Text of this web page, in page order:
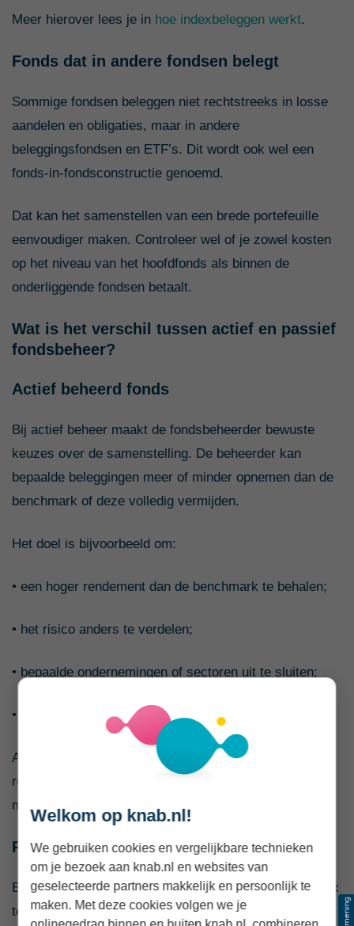
Meer hierover lees je in hoe indexbeleggen werkt.
Fonds dat in andere fondsen belegt
Sommige fondsen beleggen niet rechtstreeks in losse
aandelen en obligaties, maar in andere
beleggingsfondsen en ETF’s. Dit wordt ook wel een
fonds-in-fondsconstructie genoemd.
Dat kan het samenstellen van een brede portefeuille
eenvoudiger maken. Controleer wel of je zowel kosten
op het niveau van het hoofdfonds als binnen de
onderliggende fondsen betaalt.
Wat is het verschil tussen actief en passief
fondsbeheer?
Actief beheerd fonds
Bij actief beheer maakt de fondsbeheerder bewuste
keuzes over de samenstelling. De beheerder kan
bepaalde beleggingen meer of minder opnemen dan de
benchmark of deze volledig vermijden.
Het doel is bijvoorbeeld om:
• een hoger rendement dan de benchmark te behalen;
• het risico anders te verdelen;
• bepaalde ondernemingen of sectoren uit te sluiten;
• kansen te benutten die de beheerder in de markt ziet.
Actief beheer geeft geen garantie op een beter
resultaat. De hogere onderzoeks- en beheerkosten
moeten bovendien eerst worden terugverdiend.
Passief beheerd fonds
Een passief fonds probeert meestal een bepaalde index
te volgen. De samenstelling verandert wanneer de
Welkom op knab.nl!
We gebruiken cookies en vergelijkbare technieken
om je bezoek aan knab.nl en websites van
geselecteerde partners makkelijk en persoonlijk te
maken. Met deze cookies volgen we je